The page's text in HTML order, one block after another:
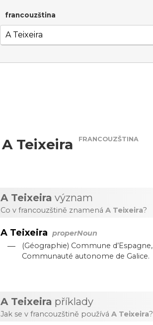
francouzština
A Teixeira FRANCOUZŠTINA
A Teixeira význam
Co v francouzštině znamená A Teixeira?
A Teixeira properNoun
—
(Géographie) Commune
Communauté autonome de Galice.
A Teixeira příklady
Jak se v francouzštině používá A Teixeira?